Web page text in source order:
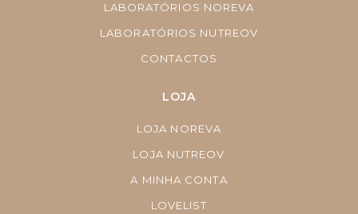
LABORATÓRIOS NOREVA
LABORATÓRIOS NUTREOV
CONTACTOS
LOJA
LOJA NOREVA
LOJA NUTREOV
A MINHA CONTA
LOVELIST